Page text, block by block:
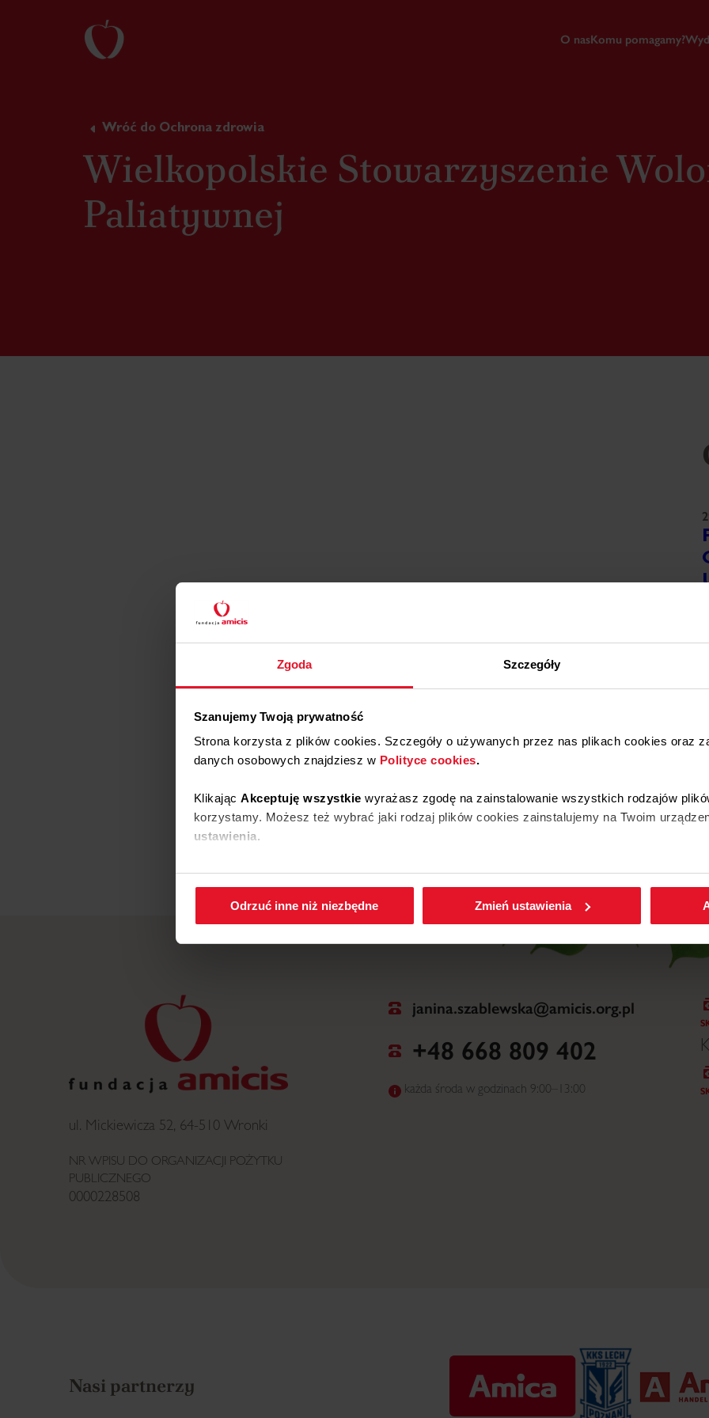
Zgoda Szczegóły
Szanujemy Twoją prywatność
Strona korzysta z plików cookies. Szczegóły o używanych przez nas plikach cookies oraz
danych osobowych znajdziesz w Polityce cookies.
Klikając Akceptuję wszystkie wyrażasz zgodę na zainstalowanie wszystkich rodzajów
korzystamy. Możesz też wybrać jaki rodzaj plików cookies zainstalujemy na Twoim
ustawienia.
W każdej chwili możesz zmienić wybrane przez Ciebie ustawienia plików cookies wchodząc
Odrzuć inne niż niezbędne
Zmień ustawienia
O nasKomu pomagamy?
Wróć do Ochrona zdrowia
Wielkopolskie Stowarzyszenie
Paliatywnej
ul. Mickiewicza 52, 64-510 Wronki
NR WPISU DO ORGANIZACJI POŻYTKU
PUBLICZNEGO
0000228508
janina.szablewska@amicis.org.pl
+48 668 809 402
każda środa w godzinach 9:00–13:00
Nasi partnerzy